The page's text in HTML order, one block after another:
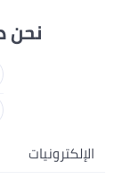
نحن
الإلكترونيات